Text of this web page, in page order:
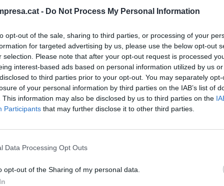
- Do Not Process My Personal Information
opt-out of the sale, sharing to third parties, or processing of your
for targeted advertising by us, please use the below opt-out
selection. Please note that after your opt-out request is processed
interest-based ads based on personal information utilized by us
to third parties prior to your opt-out. You may separately
of your personal information by third parties on the IAB’s list of
This information may also be disclosed by us to third parties on the
Participants that may further disclose it to other third parties.
Data Processing Opt Outs
opt-out of the Sharing of my personal data.
nunca, un esfuerzo maratonià es el que
mismos, y cuando decimos que hemos tenido
decir que no hemos parado de hacer cosas,
unmaratón de seriescuando miramos
de una determinada serie de
al sofá.
para el inglés binge-watchingo binge-
'afartament de mirar'. Los equivalentes en
y van en la misma línea:
,visionnage boulimiquey visionnement